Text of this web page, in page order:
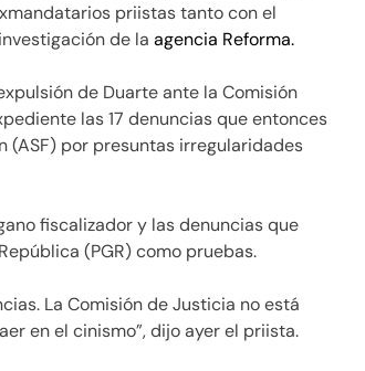
priistas tanto con el
de la agencia Reforma.
de Duarte ante la Comisión
las 17 denuncias que entonces
(ASF) por presuntas irregularidades
fiscalizador y las denuncias que
(PGR) como pruebas.
La Comisión de Justicia no está
en el cinismo”, dijo ayer el priista.